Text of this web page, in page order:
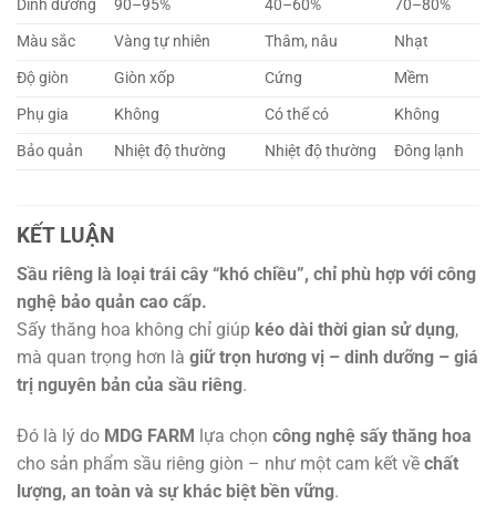
Dinh dưỡng
90–95% 40–60%
70–80%
Màu sắc
Vàng tự nhiên Thâm, nâu
Nhạt
Độ giòn
Giòn xốp Cứng
Mềm
Phụ gia
Không Có thể có
Không
Bảo quản
Nhiệt độ thường Nhiệt độ thường Đông lạnh
KẾT LUẬN
Sầu riêng là loại trái cây “khó chiều”, chỉ phù hợp với công
nghệ bảo quản cao cấp.
Sấy thăng hoa không chỉ giúp kéo dài thời gian sử dụng,
mà quan trọng hơn là giữ trọn hương vị – dinh dưỡng – giá
trị nguyên bản của sầu riêng.
Đó là lý do MDG FARM lựa chọn công nghệ sấy thăng hoa
cho sản phẩm sầu riêng giòn – như một cam kết về chất
lượng, an toàn và sự khác biệt bền vững.